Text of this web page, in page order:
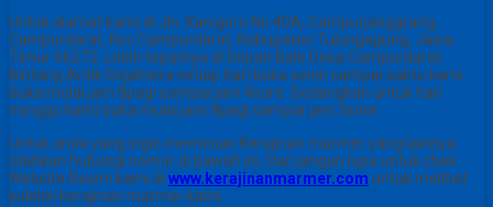
Untuk alamat kami di Jln. Kanigoro No.40A, Campurjanggrang,
Campurdarat, Kec.Campurdarat, Kabupaten Tulungagung, Jawa
Timur 66272. Lebih tepatnya di Depan Bale Desa Campurdarat.
Bintang Antik Sejahtera setiap hari buka senin sampai sabtu kami
buka mulai jam 8pagi sampai jam 4sore. Sedangkan untuk hari
minggu kami buka mulai jam 8pagi sampai jam 3sore.
Untuk anda yang ingin memesan Kerajinan marmer yang lainnya
silahkan hubungi nomor di bawah ini. Dan jangan lupa untuk chek
Website Resmi kami di www.kerajinanmarmer.com untuk melihat
koleksi kerajinan marmer kami .